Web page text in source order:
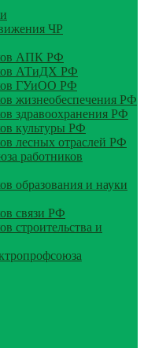
ЧР
АПК РФ
АТиДХ РФ
ГУиОО РФ
жизнеобеспечения РФ
здравоохранения РФ
культуры РФ
лесных отраслей РФ
работников
образования и науки
связи РФ
строительства и